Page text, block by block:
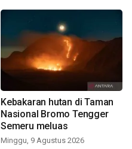
Kebakaran hutan di Taman
Nasional Bromo Tengger
Semeru meluas
Minggu, 9 Agustus 2026